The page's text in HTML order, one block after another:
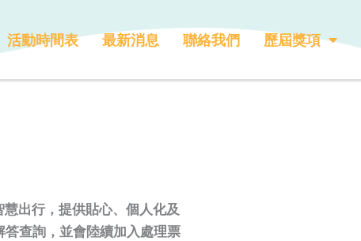
活動時間表 最新消息 聯絡我們 歷屆獎項
出行，提供貼心、個人化及
查詢，並會陸續加入處理票